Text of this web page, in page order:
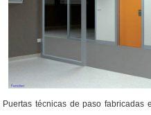
Puertas técnicas de paso